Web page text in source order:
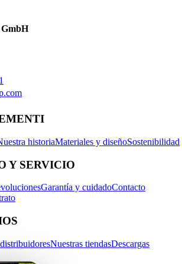
historiaMateriales y diseñoSostenibilidad
Y SERVICIO
Garantía y cuidadoContacto
Nuestras tiendasDescargas